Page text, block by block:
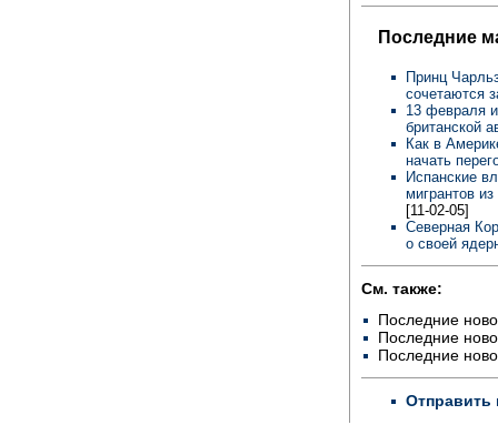
Последние
Принц
сочетаются
13 февраля
британской
Как в
начать
Испанские
мигрантов
[11-02-05]
Северная
о своей
См. также:
Последние
Последние
Последние
Отправить